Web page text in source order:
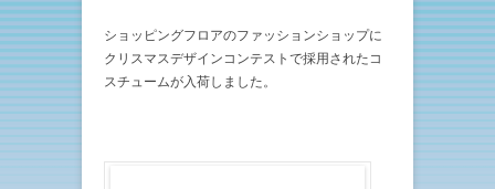
ショッピングフロアのファッションショップに
クリスマスデザインコンテストで採用されたコ
スチュームが入荷しました。